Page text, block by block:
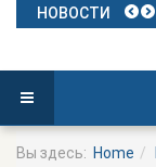
НОВОСТИ
Вы здесь: Home